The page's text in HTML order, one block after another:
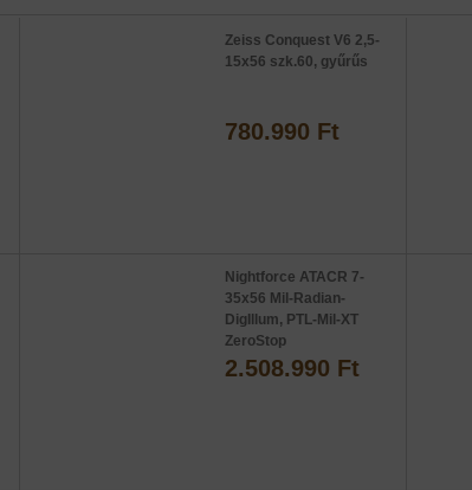
Zeiss Conquest V6 2,5-
15x56 szk.60, gyűrűs
780.990 Ft
Nightforce ATACR 7-
35x56 Mil-Radian-
DigIllum, PTL-Mil-XT
ZeroStop
2.508.990 Ft